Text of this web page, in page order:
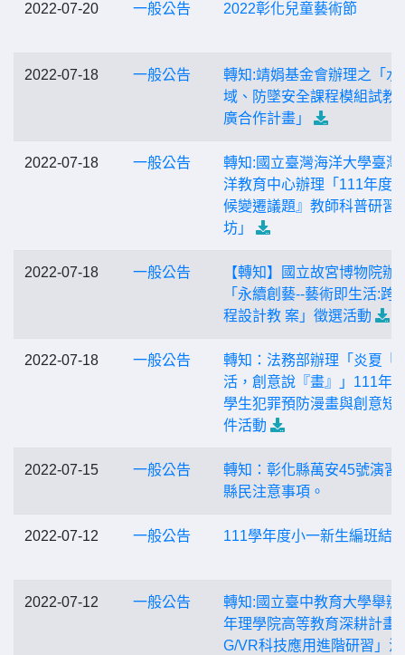
2022-07-20 一般公告 2022彰化兒童藝術節
2022-07-18 一般公告
轉知:靖娟基金會辦理之「水
域、防墜安全課程模組試教
廣合作計畫」
2022-07-18 一般公告
轉知:國立臺灣海洋大學臺灣
洋教育中心辦理「111年度
候變遷議題』教師科普研習
坊」
2022-07-18 一般公告
【轉知】國立故宮博物院辦
「永續創藝--藝術即生活:跨
程設計教 案」徵選活動
2022-07-18 一般公告
轉知：法務部辦理「炎夏『
活，創意說『畫』」111年
學生犯罪預防漫畫與創意短
件活動
2022-07-15 一般公告
轉知：彰化縣萬安45號演習
縣民注意事項。
2022-07-12 一般公告 111學年度小一新生編班結
2022-07-12 一般公告
轉知:國立臺中教育大學舉辦
年理學院高等教育深耕計畫
G/VR科技應用進階研習」活